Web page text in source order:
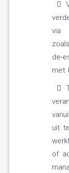
via
de-
met
uit
of